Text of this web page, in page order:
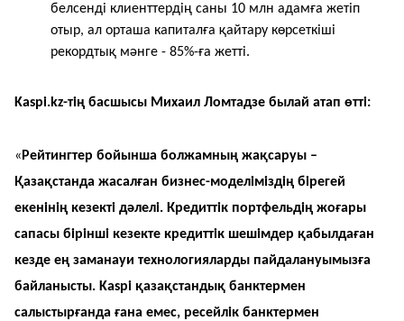
белсенді клиенттердің саны 10 млн адамға жетіп
отыр, ал орташа капиталға қайтару көрсеткіші
рекордтық мәнге - 85%-ға жетті.
Kaspi.kz-тің басшысы Михаил Ломтадзе былай атап өтті:
« Рейтингтер бойынша болжамның жақсаруы –
Қазақстанда жасалған бизнес-моделіміздің бірегей
екенінің кезекті дәлелі. Кредиттік портфельдің жоғары
сапасы бірінші кезекте кредиттік шешімдер қабылдаған
кезде ең заманауи технологияларды пайдалануымызға
байланысты. Kaspi қазақстандық банктермен
салыстырғанда ғана емес, ресейлік банктермен